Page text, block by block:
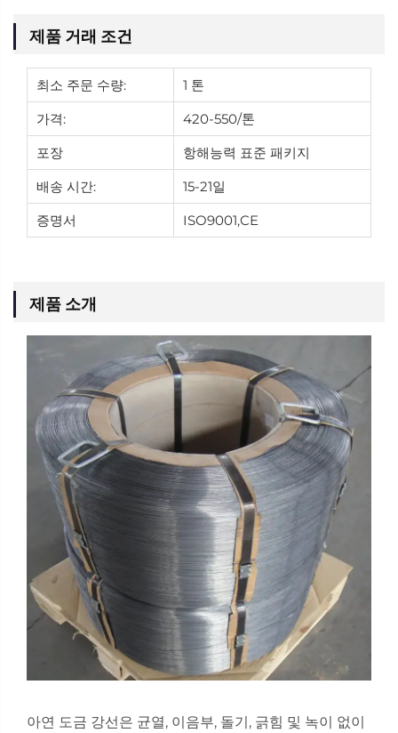
제품 거래 조건
최소 주문 수량:
1 톤
가격:
420-550/톤
포장
항해능력 표준 패키지
배송 시간:
15-21일
증명서
ISO9001,CE
제품 소개
아연 도금 강선은 균열, 이음부, 돌기, 긁힘 및 녹이 없이